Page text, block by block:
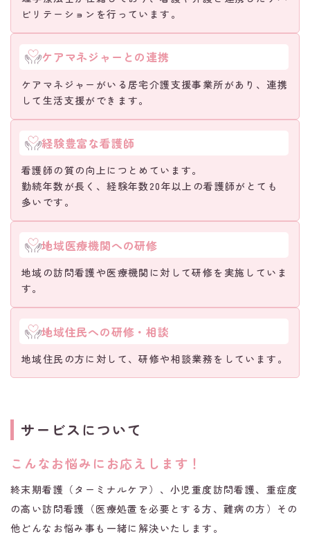
ビリテーションを行っています。
ケアマネジャーとの連携
ケアマネジャーがいる居宅介護支援事業所があり、連携
して生活支援ができます。
経験豊富な看護師
看護師の質の向上につとめています。
勤続年数が長く、経験年数20年以上の看護師がとても
多いです。
地域医療機関への研修
地域の訪問看護や医療機関に対して研修を実施していま
す。
地域住民への研修・相談
地域住民の方に対して、研修や相談業務をしています。
サービスについて
こんなお悩みにお応えします！
終末期看護（ターミナルケア）、小児重度訪問看護、重症度
の高い訪問看護（医療処置を必要とする方、難病の方）その
他どんなお悩み事も一緒に解決いたします。